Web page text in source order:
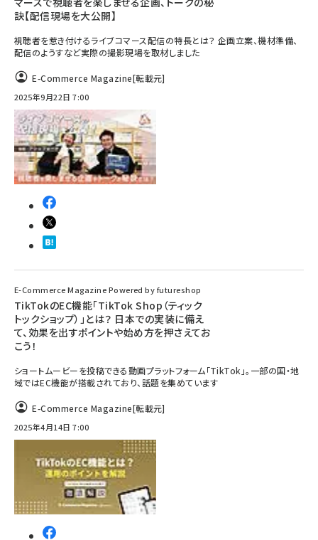
訣【配信現場を大公開】
視聴者を惹き付けるライブコマース配信の特長とは？ 企画立案、機材準備、
配信のようすなど実際の撮影現場を取材しました
E-Commerce Magazine[転載元]
2025年9月22日 7:00
E-Commerce Magazine Powered by futureshop
TikTokのEC機能「TikTok Shop（ティック
トックショップ）」とは？ 日本での実装に備え
て、効果を出すポイントや始め方を押さえてお
こう！
ショートムービーを投稿できる動画プラットフォーム「TikTok」。一部の国・地
域ではEC機能が搭載されており、話題を集めています
E-Commerce Magazine[転載元]
2025年4月14日 7:00